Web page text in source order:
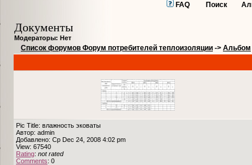
FAQ Поиск
Документы
Модераторы: Нет
Список форумов Форум потребителей теплоизоляции -> Альбом
Pic Title: влажность эковаты
Автор: admin
Добавлено: Ср Dec 24, 2008 4:02 pm
View: 67540
Rating: not rated
Comments: 0